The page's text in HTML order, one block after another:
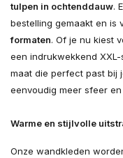
tulpen in ochtenddauw.
bestelling gemaakt en is
formaten. Of je nu kiest
een indrukwekkend
maat die perfect past bij
eenvoudig meer sfeer en
Warme en stijlvolle
Onze wandkleden